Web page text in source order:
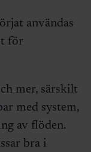
användas
för
mer, särskilt
med system,
av flöden.
bra i